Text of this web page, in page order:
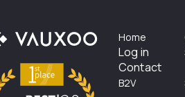
Home
Log in
Contact
B2V